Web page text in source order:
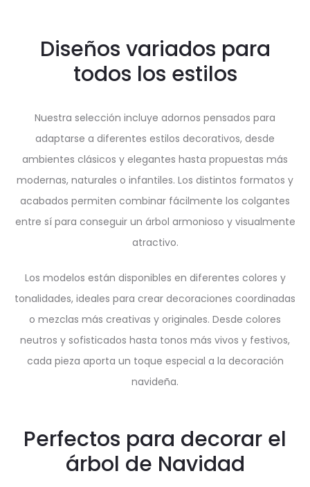
Diseños variados para
todos los estilos
Nuestra selección incluye adornos pensados para
adaptarse a diferentes estilos decorativos, desde
ambientes clásicos y elegantes hasta propuestas más
modernas, naturales o infantiles. Los distintos formatos y
acabados permiten combinar fácilmente los colgantes
entre sí para conseguir un árbol armonioso y visualmente
atractivo.
Los modelos están disponibles en diferentes colores y
tonalidades, ideales para crear decoraciones coordinadas
o mezclas más creativas y originales. Desde colores
neutros y sofisticados hasta tonos más vivos y festivos,
cada pieza aporta un toque especial a la decoración
navideña.
Perfectos para decorar el
árbol de Navidad